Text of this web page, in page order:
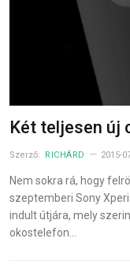
Két teljesen új
Szerző: RICHÁRD 2015-
Nem sokra rá, hogy
szeptemberi Sony
indult útjára, mely
okostelefon…